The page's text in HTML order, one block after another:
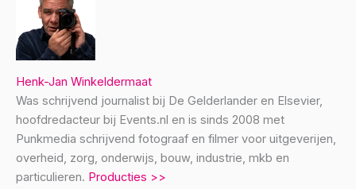
Henk-Jan Winkeldermaat
Was schrijvend journalist bij De Gelderlander en Elsevier,
hoofdredacteur bij Events.nl en is sinds 2008 met
Punkmedia schrijvend fotograaf en filmer voor uitgeverijen,
overheid, zorg, onderwijs, bouw, industrie, mkb en
particulieren. Producties >>